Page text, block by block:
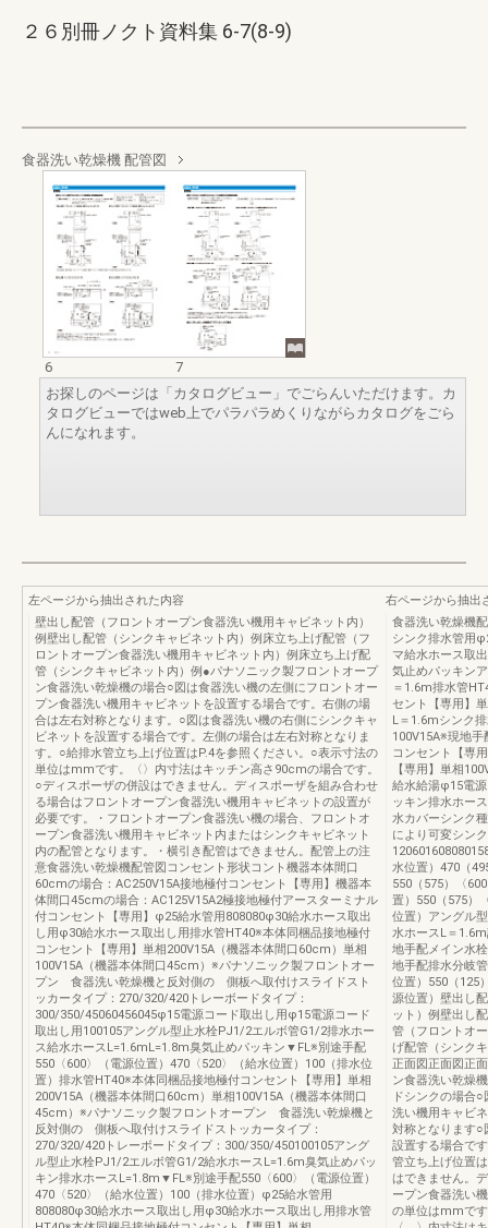
２６別冊ノクト資料集 6-7(8-9)
食器洗い乾燥機 配管図
6
7
お探しのページは「カタログビュー」でごらんいただけます。カ
タログビューではweb上でパラパラめくりながらカタログをごら
んになれます。
左ページから抽出された内容
壁出し配管（フロントオープン食器洗い機用キャビネット内）
例壁出し配管（シンクキャビネット内）例床立ち上げ配管（フ
ロントオープン食器洗い機用キャビネット内）例床立ち上げ配
管（シンクキャビネット内）例●パナソニック製フロントオープ
ン食器洗い乾燥機の場合○図は食器洗い機の左側にフロントオー
プン食器洗い機用キャビネットを設置する場合です。右側の場
合は左右対称となります。○図は食器洗い機の右側にシンクキャ
ビネットを設置する場合です。左側の場合は左右対称となりま
す。○給排水管立ち上げ位置はP.4を参照ください。○表示寸法の
単位はmmです。〈〉内寸法はキッチン高さ90cmの場合です。
○ディスポーザの併設はできません。ディスポーザを組み合わせ
る場合はフロントオープン食器洗い機用キャビネットの設置が
必要です。・フロントオープン食器洗い機の場合、フロントオ
ープン食器洗い機用キャビネット内またはシンクキャビネット
内の配管となります。・横引き配管はできません。配管上の注
意食器洗い乾燥機配管図コンセント形状コント機器本体間口
60cmの場合：AC250V15A接地極付コンセント【専用】機器本
体間口45cmの場合：AC125V15A2極接地極付アースターミナル
付コンセント【専用】φ25給水管用808080φ30給水ホース取出
し用φ30給水ホース取出し用排水管HT40※本体同梱品接地極付
コンセント【専用】単相200V15A（機器本体間口60cm）単相
100V15A（機器本体間口45cm）※パナソニック製フロントオー
プン 食器洗い乾燥機と反対側の 側板へ取付けスライドスト
ッカータイプ：270/320/420トレーボードタイプ：
300/350/45060456045φ15電源コード取出し用φ15電源コード
取出し用100105アングル型止水栓PJ1/2エルボ管G1/2排水ホー
ス給水ホースL=1.6mL=1.8m臭気止めパッキン▼FL※別途手配
550〈600〉（電源位置）470〈520〉（給水位置）100（排水位
置）排水管HT40※本体同梱品接地極付コンセント【専用】単相
200V15A（機器本体間口60cm）単相100V15A（機器本体間口
45cm）※パナソニック製フロントオープン 食器洗い乾燥機と
反対側の 側板へ取付けスライドストッカータイプ：
270/320/420トレーボードタイプ：300/350/450100105アング
ル型止水栓PJ1/2エルボ管G1/2給水ホースL=1.6m臭気止めパッ
キン排水ホースL=1.8m▼FL※別途手配550〈600〉（電源位置）
470〈520〉（給水位置）100（排水位置）φ25給水管用
808080φ30給水ホース取出し用φ30給水ホース取出し用排水管
右ページから抽出
食器洗い乾燥機
シンク排水管用
マ給水ホース取
気止めパッキン
＝1.6m排水管
セント【専用】
L＝1.6mシンク
100V15A※現地
コンセント【専
【専用】単相
給水給湯φ15電
ッキン排水ホー
水カバーシンク
により可変シン
水位置）470（
550（575）〈
置）550（575）
位置）アングル
水ホースL＝
地手配メイン水
地手配排水分岐
位置）550（125
源位置）壁出し
ット）例壁出し
管（フロントオ
げ配管（シンク
正面図正面図正
ン食器洗い乾燥
ドシンクの場合
洗い機用キャビ
対称となります○
設置する場合で
管立ち上げ位置
はできません。
ープン食器洗い
の単位はmmで